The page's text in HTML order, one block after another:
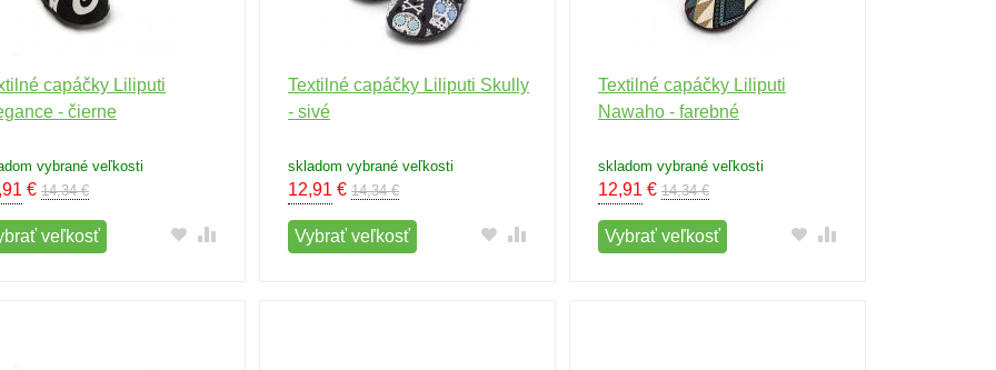
capáčky Liliputi
- čierne
vybrané veľkosti
€ 14,34 €
veľkosť
Textilné capáčky Liliputi Skully
- sivé
skladom vybrané veľkosti
12,91 € 14,34 €
Vybrať veľkosť
Textilné capáčky Liliputi
Nawaho - farebné
skladom vybrané veľkosti
12,91 € 14,34 €
Vybrať veľkosť